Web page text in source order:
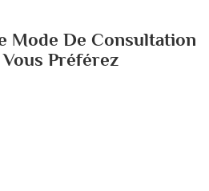
Mode De Consultation
Vous Préférez